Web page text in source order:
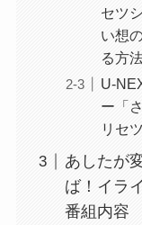
セツ
い想
る方
U-
ー「
リセ
あしたが
ば！イラ
番組内容